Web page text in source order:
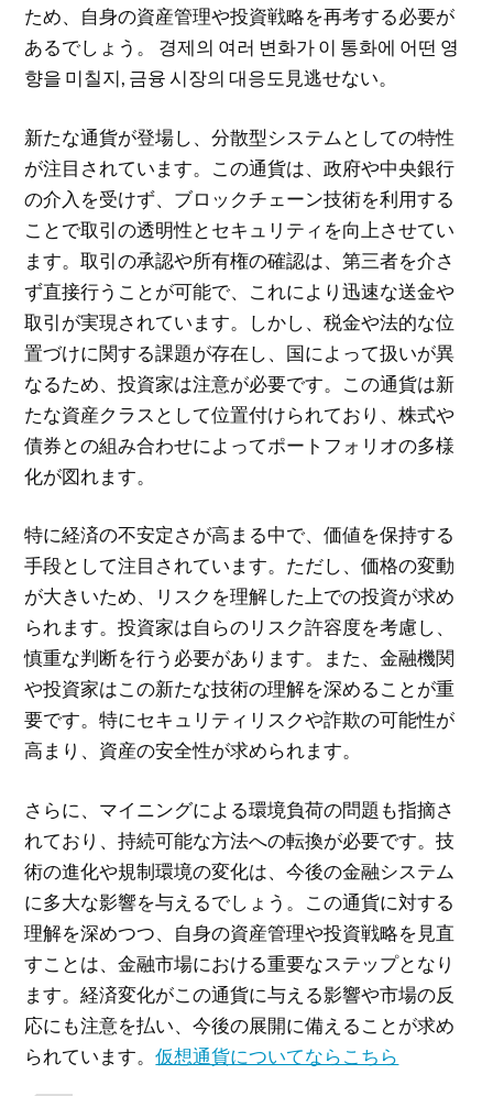
ため、自身の資産管理や投資戦略を再考する必要が
あるでしょう。 경제의 여러 변화가 이 통화에 어떤 영
향을 미칠지, 금융 시장의 대응도見逃せない。
新たな通貨が登場し、分散型システムとしての特性
が注目されています。この通貨は、政府や中央銀行
の介入を受けず、ブロックチェーン技術を利用する
ことで取引の透明性とセキュリティを向上させてい
ます。取引の承認や所有権の確認は、第三者を介さ
ず直接行うことが可能で、これにより迅速な送金や
取引が実現されています。しかし、税金や法的な位
置づけに関する課題が存在し、国によって扱いが異
なるため、投資家は注意が必要です。この通貨は新
たな資産クラスとして位置付けられており、株式や
債券との組み合わせによってポートフォリオの多様
化が図れます。
特に経済の不安定さが高まる中で、価値を保持する
手段として注目されています。ただし、価格の変動
が大きいため、リスクを理解した上での投資が求め
られます。投資家は自らのリスク許容度を考慮し、
慎重な判断を行う必要があります。また、金融機関
や投資家はこの新たな技術の理解を深めることが重
要です。特にセキュリティリスクや詐欺の可能性が
高まり、資産の安全性が求められます。
さらに、マイニングによる環境負荷の問題も指摘さ
れており、持続可能な方法への転換が必要です。技
術の進化や規制環境の変化は、今後の金融システム
に多大な影響を与えるでしょう。この通貨に対する
理解を深めつつ、自身の資産管理や投資戦略を見直
すことは、金融市場における重要なステップとなり
ます。経済変化がこの通貨に与える影響や市場の反
応にも注意を払い、今後の展開に備えることが求め
られています。仮想通貨についてならこちら